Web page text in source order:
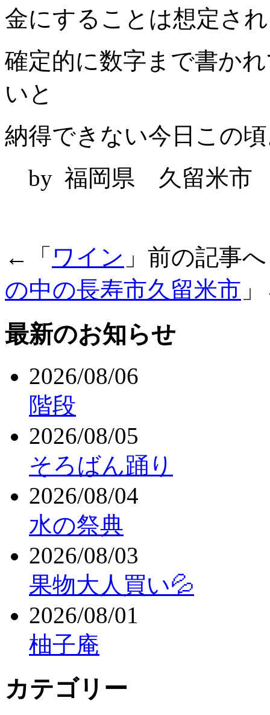
金にすることは想定さ
確定的に数字まで書か
いと
納得できない今日この
by 福岡県 久留米
←「 ワイン 」前の記
の中の長寿市久留米市
最新のお知らせ
2026/08/06
階段
2026/08/05
そろばん踊り
2026/08/04
水の祭典
2026/08/03
果物大人買い💦
2026/08/01
柚子庵
カテゴリー